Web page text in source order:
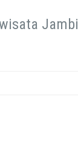
Jambi